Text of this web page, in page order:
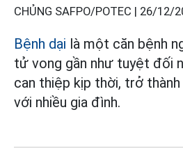
CHỦNG SAFPO/POTEC | 26/12/
Bệnh dại là một căn bệnh
tử vong gần như tuyệt đối
can thiệp kịp thời, trở
với nhiều gia đình.